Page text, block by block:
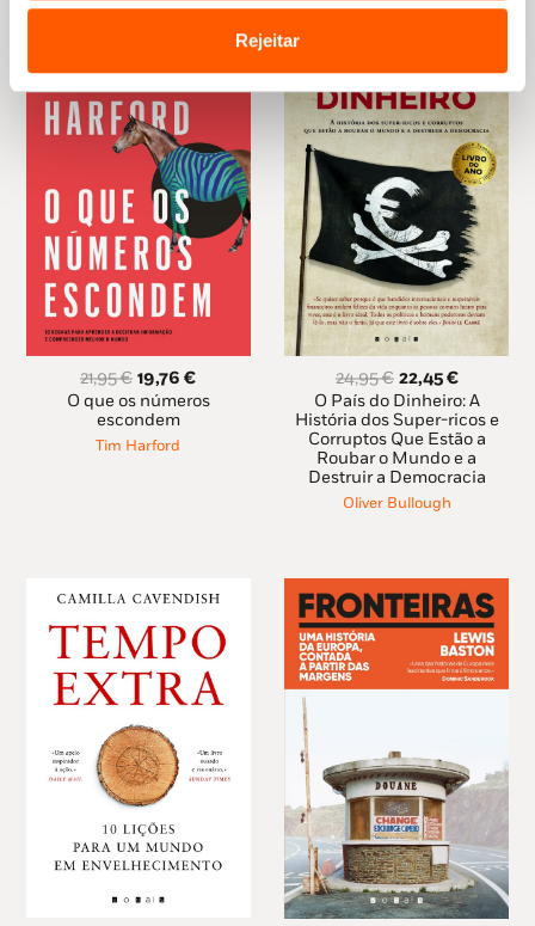
Rejeitar
21,95€ O
preço
original
era:
19,76€O
preço
O que os números
escondem
Tim Harford
24,95€ O
preço
original
era:
24,95 €.
22,45€O
preço
atual
é:
22,45 €.
O País do Dinheiro: A
História dos Super-ricos e
Corruptos Que Estão a
Roubar o Mundo e a
Destruir a Democracia
Oliver Bullough